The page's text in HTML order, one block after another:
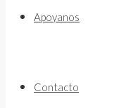
Apoyanos
Contacto